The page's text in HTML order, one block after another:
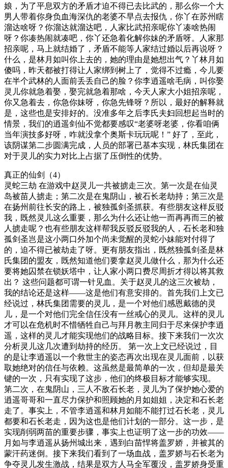
娘，为了平息双方的矛盾才迫不得已去比武的，那么你一个大
男人带着你身负血海深仇的老婆不早点去报仇，你丫在苏州瞎
溜达啥呀？你溜达就溜达吧，人家比武招亲呢你丫凑啥热闹
呀？你凑热闹就凑吧，你丫还急着化解你妹的矛盾呀。人家那
招亲呢，马上就结婚了，矛盾不能等人家结过婚以后再说呀？
什么，是林月如叫你上去的，她的理由是她想出气？丫林月如
傻吗，昨天都被打得让人家绑到树上了，觉得不过瘾，今儿要
在半个武林的人面前丢丢自己的脸？你李逍遥啥毛病，叫你娶
灵儿你就急着娶，娶完就急着那啥，今天人家大小姐招亲呢，
你又急着去，你急你妹呀，你急先锋呀？所以，最好的解释就
是，这些也是安排好的。没准多年之后李氏夫妇回想起当时的
情景，我们的逍遥剑仙不觉都要感叹“老婆呀老婆，你看咱俩
当年演技多好呀，咋就没拿个奥斯卡玩玩呢！” 好了，至此，
该阴谋第二步圆满完成，人员的部署已基本实现，林氏集团在
对于灵儿的实力对比上占据了压倒性的优势。
真正的仙剑（4）
灵蛇三劫 在游戏中赵灵儿一共被掳走三次。第一次是在仙灵
岛被苗人掳走；第二次是在鬼阴山，被石长老劫持；第三次是
在扬州前往长安的路上，被独孤剑圣抓获。有些朋友这样反驳
我，既然灵儿这么重要，那么为什么还让他一而再再而三的被
人掳走呢？也有些朋友这样帮我反驳反驳我的人，石长老和独
孤剑圣岂是这小两口外加个尚未觉醒的灵蛇小妹能对付得了
的，迫不得已被劫走了呀。更有朋友指出，既然独孤剑圣是林
氏集团的盟友，既然知道他们要拿赵灵儿做什么，那为什么还
要将她囚禁在锁妖塔中，让人家小两口费尽周折才得以将其救
出？ 这些问题都可谓一针见血。关于赵灵儿的这三次被劫，
我的结论还是这样——这是他们有意安排的。首先我们上文已
经说过，林氏集团需要的灵儿，是一个对他们感恩戴德的灵
儿，是一个对他们完全信任没有一丝戒心的灵儿。这样的灵儿
才可以在危机时不惜牺牲自己与拜月教主同归于尽来保护李逍
遥，这样的灵儿才能实现他们的战略目标。接下来我们一次次
分析灵儿这几次遭到劫持的经历。 第一次上文已经说过，目
的是让李逍遥以一个救世主的姿态再次出现在灵儿面前，以获
取她绝对的信任与依赖。这虽然是最简单的一次，但却是最关
键的一次，只有实现了这步，他们的终极目标才能够实现。
第二次，在鬼阴山，三人不敌石长老，灵儿为了保护她心爱的
逍遥哥哥和一直尽力保护和照顾她的月如姐姐，决定和石长老
走了。事实上，不管李逍遥和林月如能不能打过石长老，灵儿
都要和石长老走，因为这也是他们计划的一部分。这一步，是
实现削弱两苗的重要步骤，事实上也证明了这一步的功效——
月如与李逍遥从扬州城出来，遇到白苗悍将盖罗娇，并被其的
蒙汗药迷倒。接下来我们看到了一场血战，盖罗娇与石长老为
争夺灵儿发生激战，结果是双方人马全军覆没，盖罗娇身受重